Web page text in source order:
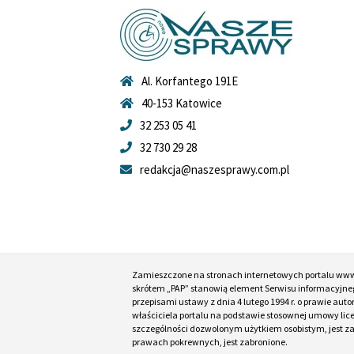
Al. Korfantego 191E
40-153 Katowice
32 253 05 41
32 730 29 28
redakcja@naszesprawy.com.pl
Zamieszczone na stronach internetowych portalu
skrótem „PAP” stanowią element Serwisu
przepisami ustawy z dnia 4 lutego 1994 r. o prawie
właściciela portalu na podstawie stosownej umowy
szczególności dozwolonym użytkiem osobistym, jest
prawach pokrewnych, jest zabronione.